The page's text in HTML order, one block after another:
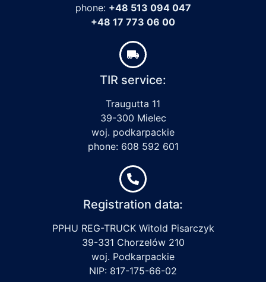
phone: +48 513 094 047
+48 17 773 06 00
TIR service:
Traugutta 11
39-300 Mielec
woj. podkarpackie
phone: 608 592 601
Registration data:
PPHU REG-TRUCK Witold Pisarczyk
39-331 Chorzelów 210
woj. Podkarpackie
NIP: 817-175-66-02